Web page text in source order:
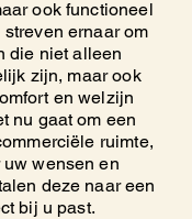
ook functioneel
ernaar om
die niet alleen
zijn, maar ook
en welzijn
nu gaat om een
ruimte,
wensen en
deze naar een
bij u past.